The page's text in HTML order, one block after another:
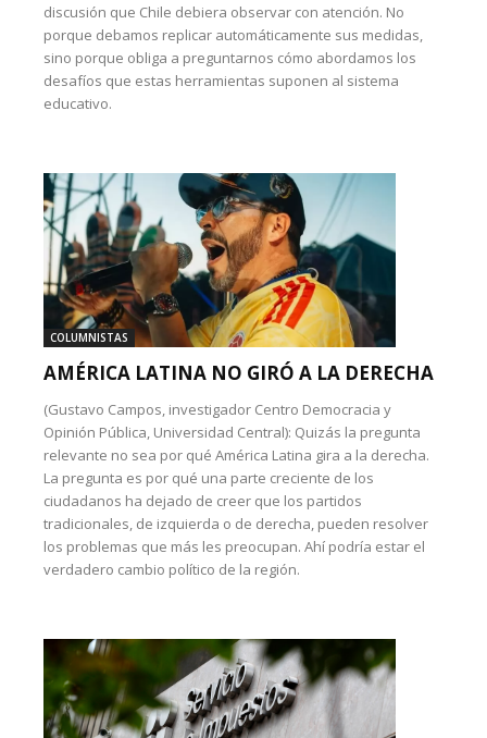
discusión que Chile debiera observar con atención. No
porque debamos replicar automáticamente sus medidas,
sino porque obliga a preguntarnos cómo abordamos los
desafíos que estas herramientas suponen al sistema
educativo.
COLUMNISTAS
AMÉRICA LATINA NO GIRÓ A LA DERECHA
(Gustavo Campos, investigador Centro Democracia y
Opinión Pública, Universidad Central): Quizás la pregunta
relevante no sea por qué América Latina gira a la derecha.
La pregunta es por qué una parte creciente de los
ciudadanos ha dejado de creer que los partidos
tradicionales, de izquierda o de derecha, pueden resolver
los problemas que más les preocupan. Ahí podría estar el
verdadero cambio político de la región.